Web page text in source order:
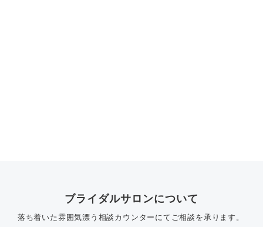
ブライダルサロンについて
落ち着いた雰囲気漂う相談カウンターにてご相談を承ります。